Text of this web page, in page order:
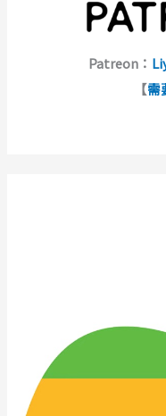
Patreon：
【需